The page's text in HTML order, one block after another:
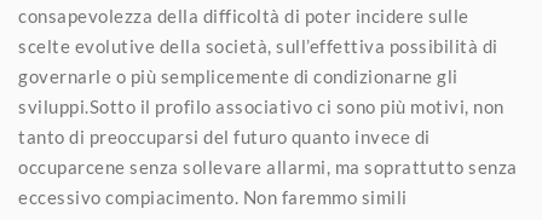
consapevolezza della difficoltà di poter incidere sulle
scelte evolutive della società, sull’effettiva possibilità di
governarle o più semplicemente di condizionarne gli
sviluppi.Sotto il profilo associativo ci sono più motivi, non
tanto di preoccuparsi del futuro quanto invece di
occuparcene senza sollevare allarmi, ma soprattutto senza
eccessivo compiacimento. Non faremmo simili